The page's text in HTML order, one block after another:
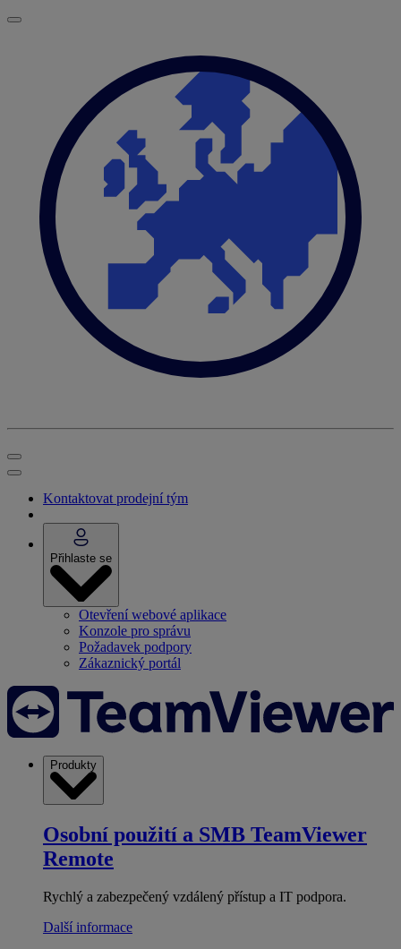
Kontaktovat prodejní tým
Přihlaste se
Otevření webové aplikace
Konzole pro správu
Požadavek podpory
Zákaznický portál
Produkty
Osobní použití a SMB TeamViewer
Remote
Rychlý a zabezpečený vzdálený přístup a IT podpora.
Další informace